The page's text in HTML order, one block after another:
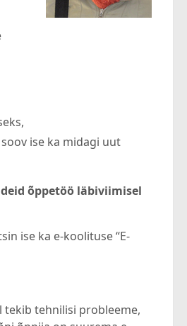
ise ka midagi uut
õppetöö läbiviimisel
ise ka e-koolituse “E-
tekib tehnilisi probleeme,